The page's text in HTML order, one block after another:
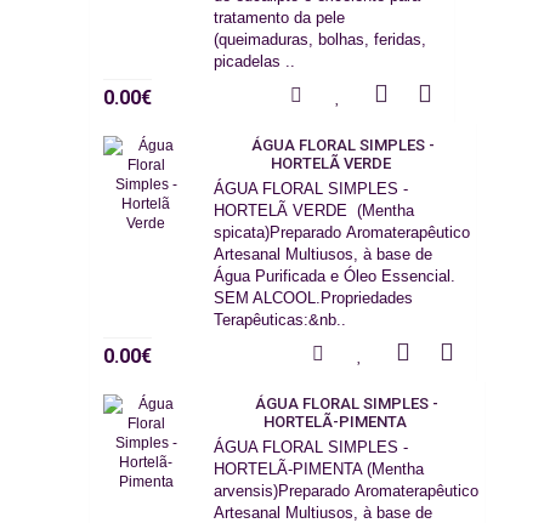
tratamento da pele
(queimaduras, bolhas, feridas,
picadelas ..
0.00€
ÁGUA FLORAL SIMPLES -
HORTELÃ VERDE
ÁGUA FLORAL SIMPLES -
HORTELÃ VERDE (Mentha
spicata)Preparado Aromaterapêutico
Artesanal Multiusos, à base de
Água Purificada e Óleo Essencial.
SEM ALCOOL.Propriedades
Terapêuticas:&nb..
0.00€
ÁGUA FLORAL SIMPLES -
HORTELÃ-PIMENTA
ÁGUA FLORAL SIMPLES -
HORTELÃ-PIMENTA (Mentha
arvensis)Preparado Aromaterapêutico
Artesanal Multiusos, à base de